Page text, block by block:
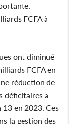
FCFA à
ont diminué
FCFA en
réduction de
déficitaires a
13 en 2023. Ces
la gestion des